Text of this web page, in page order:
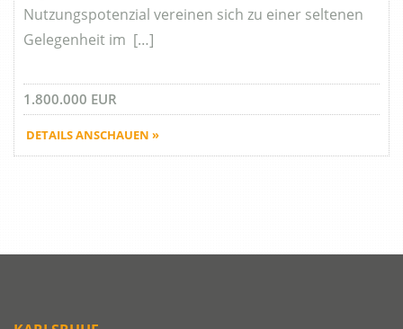
Nutzungspotenzial vereinen sich zu einer seltenen
Gelegenheit im […]
1.800.000 EUR
DETAILS ANSCHAUEN »